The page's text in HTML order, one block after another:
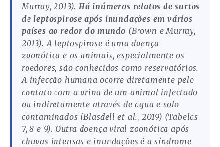
Murray, 2013).Há inúmeros relatos de surtos
de leptospirose após inundações em vários
países ao redor do mundo (Brown e Murray,
2013). A leptospirose é uma doença
zoonótica e os animais, especialmente os
roedores, são conhecidos como reservatórios.
A infecção humana ocorre diretamente pelo
contato com a urina de um animal infectado
ou indiretamente através de água e solo
contaminados (Blasdell et al., 2019) (Tabelas
7, 8 e 9). Outra doença viral zoonótica após
chuvas intensas e inundações é a síndrome